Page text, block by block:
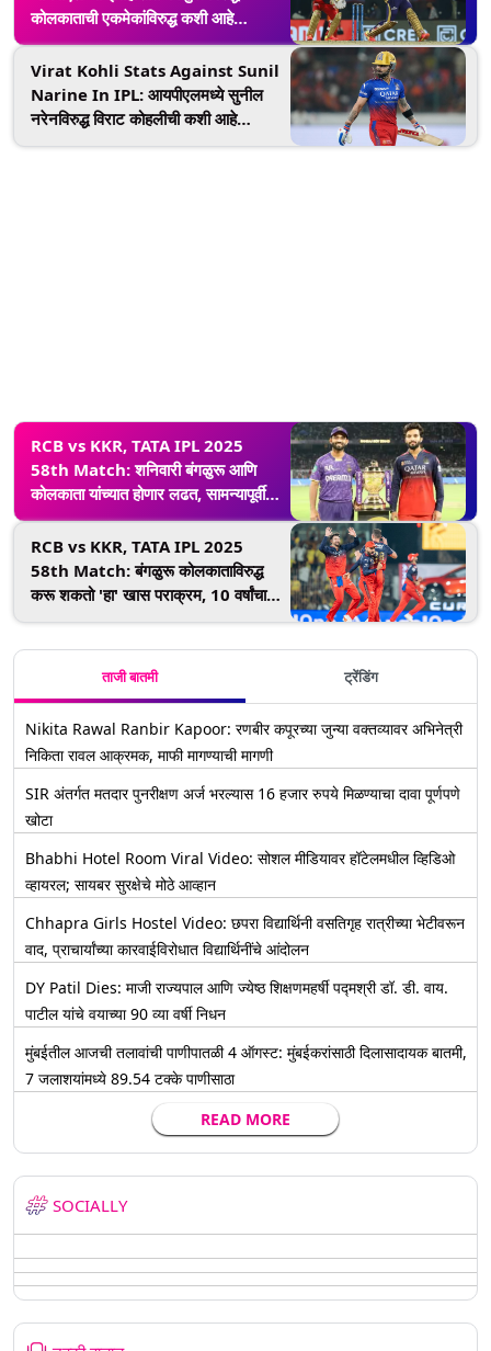
कोलकाताची एकमेकांविरुद्ध कशी आहे
कामगिरी, दोन्ही संघांच्या आकडेवारी एक नजर
Virat Kohli Stats Against Sunil
Narine In IPL: आयपीएलमध्ये सुनील
नरेनविरुद्ध विराट कोहलीची कशी आहे
RCB vs KKR, TATA IPL 2025
58th Match: शनिवारी बंगळुरू आणि
कोलकाता यांच्यात होणार लढत, सामन्यापूर्वी
जाणून घ्या मॅचबद्दल संपूर्ण तपशील
RCB vs KKR, TATA IPL 2025
58th Match: बंगळुरू कोलकाताविरुद्ध
करू शकतो 'हा' खास पराक्रम, 10 वर्षांचा
ताजी बातमी ट्रेंडिंग
Nikita Rawal Ranbir Kapoor: रणबीर कपूरच्या जुन्या वक्तव्यावर अभिनेत्री
निकिता रावल आक्रमक, माफी मागण्याची मागणी
SIR अंतर्गत मतदार पुनरीक्षण अर्ज भरल्यास 16 हजार रुपये मिळण्याचा दावा पूर्णपणे
खोटा
Bhabhi Hotel Room Viral Video: सोशल मीडियावर हॉटेलमधील व्हिडिओ
व्हायरल; सायबर सुरक्षेचे मोठे आव्हान
Chhapra Girls Hostel Video: छपरा विद्यार्थिनी वसतिगृह रात्रीच्या भेटीवरून
वाद, प्राचार्यांच्या कारवाईविरोधात विद्यार्थिनींचे आंदोलन
DY Patil Dies: माजी राज्यपाल आणि ज्येष्ठ शिक्षणमहर्षी पद्मश्री डॉ. डी. वाय.
पाटील यांचे वयाच्या 90 व्या वर्षी निधन
मुंबईतील आजची तलावांची पाणीपातळी 4 ऑगस्ट: मुंबईकरांसाठी दिलासादायक बातमी,
7 जलाशयांमध्ये 89.54 टक्के पाणीसाठा
READ MORE
SOCIALLY